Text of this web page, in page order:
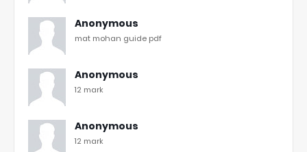
Anonymous
mat mohan guide pdf
Anonymous
12 mark
Anonymous
12 mark